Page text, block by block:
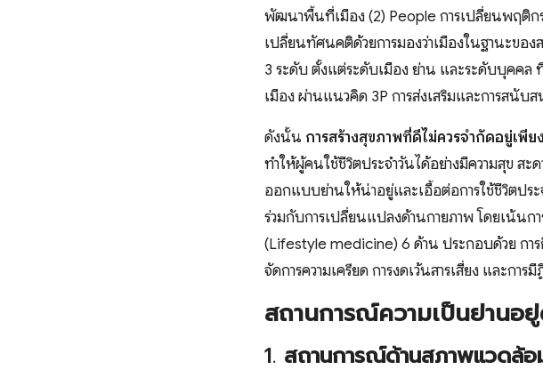
พัฒนาพื้นที่เมือง (2) People การเปลี่ยนพฤติกร
เปลี่ยนทัศนคติด้วยการมองว่าเมืองในฐานะข
3 ระดับ ตั้งแต่ระดับเมือง ย่าน และระดับบุคค
เมือง ผ่านแนวคิด 3P การส่งเสริมและการสนับ
ดังนั้น การสร้างสุขภาพที่ดีไม่ควรจำกัดอยู่เ
ทำให้ผู้คนใช้ชีวิตประจำวันได้อย่างมีความสุข สะ
ออกแบบย่านให้น่าอยู่และเอื้อต่อการใช้ชีวิตปร
ร่วมกับการเปลี่ยนแปลงด้านกายภาพ โดยเน้น
(Lifestyle medicine) 6 ด้าน ประกอบด้วย กา
จัดการความเครียด การงดเว้นสารเสี่ยง และกา
สถานการณ์ความเป็นย่านอ
1. สถานการณ์ด้านสภาพแวดล้อ